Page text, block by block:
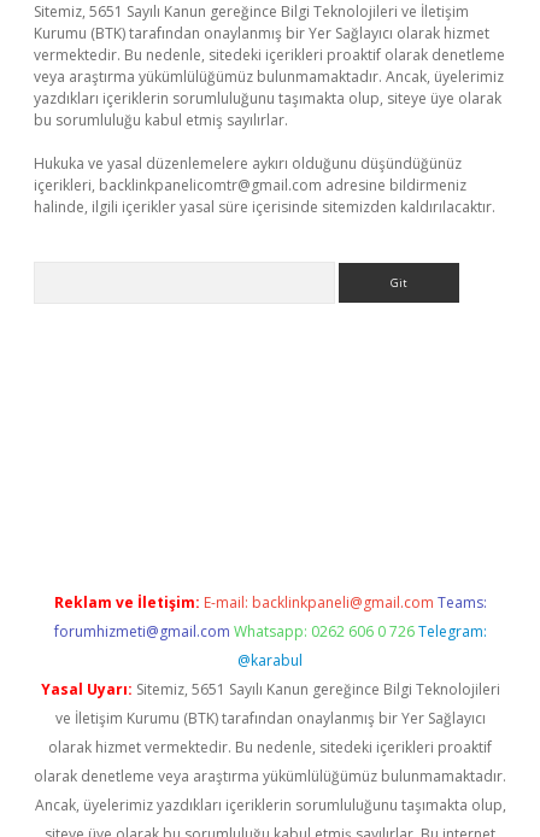
Sitemiz, 5651 Sayılı Kanun gereğince Bilgi Teknolojileri ve İletişim
Kurumu (BTK) tarafından onaylanmış bir Yer Sağlayıcı olarak hizmet
vermektedir. Bu nedenle, sitedeki içerikleri proaktif olarak denetleme
veya araştırma yükümlülüğümüz bulunmamaktadır. Ancak, üyelerimiz
yazdıkları içeriklerin sorumluluğunu taşımakta olup, siteye üye olarak
bu sorumluluğu kabul etmiş sayılırlar.
Hukuka ve yasal düzenlemelere aykırı olduğunu düşündüğünüz
içerikleri, backlinkpanelicomtr@gmail.com adresine bildirmeniz
halinde, ilgili içerikler yasal süre içerisinde sitemizden kaldırılacaktır.
Reklam ve İletişim: E-mail: backlinkpaneli@gmail.com Teams:
forumhizmeti@gmail.com Whatsapp: 0262 606 0 726 Telegram:
@karabul
Yasal Uyarı: Sitemiz, 5651 Sayılı Kanun gereğince Bilgi Teknolojileri
ve İletişim Kurumu (BTK) tarafından onaylanmış bir Yer Sağlayıcı
olarak hizmet vermektedir. Bu nedenle, sitedeki içerikleri proaktif
olarak denetleme veya araştırma yükümlülüğümüz bulunmamaktadır.
Ancak, üyelerimiz yazdıkları içeriklerin sorumluluğunu taşımakta olup,